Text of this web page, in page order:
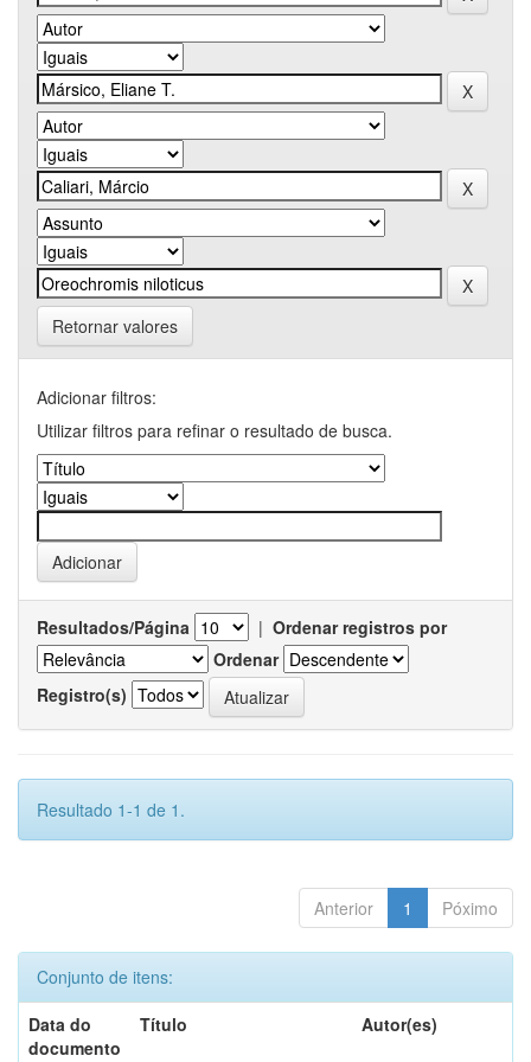
Retornar valores
Adicionar filtros:
Utilizar filtros para refinar o resultado de busca.
Resultados/Página | Ordenar registros por
Ordenar
Registro(s)
Resultado 1-1 de 1.
Anterior 1 Póximo
Conjunto de itens:
Data do
documento
Título Autor(es)